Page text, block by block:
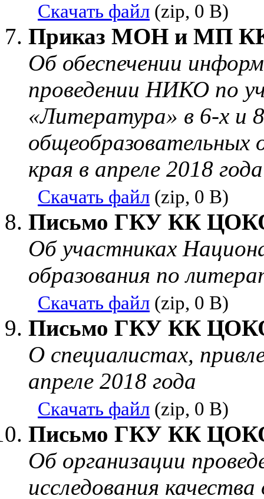
Скачать файл (zip, 0 B)
Приказ МОН и МП КК
Об обеспечении
проведении НИКО по
«Литература» в 6-х и
общеобразовательных
края в апреле 2018 года
Скачать файл (zip, 0 B)
Письмо ГКУ КК ЦОКО
Об участниках
образования по
Скачать файл (zip, 0 B)
Письмо ГКУ КК ЦОКО
О специалистах,
апреле 2018 года
Скачать файл (zip, 0 B)
Письмо ГКУ КК ЦОКО
Об организации
исследования